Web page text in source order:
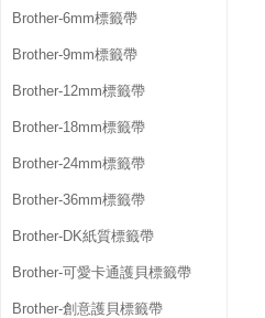
Brother-6mm標籤帶
Brother-9mm標籤帶
Brother-12mm標籤帶
Brother-18mm標籤帶
Brother-24mm標籤帶
Brother-36mm標籤帶
Brother-DK紙質標籤帶
Brother-可愛卡通護貝標籤帶
Brother-創意護貝標籤帶